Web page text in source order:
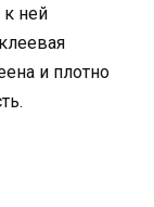
ней
и плотно